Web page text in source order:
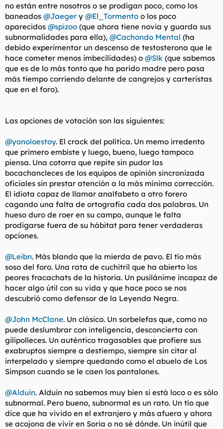
no están entre nosotros o se prodigan poco, como los
baneados @Jaeger y @El_Tormento o los poco
aparecidos @spizoo (que ahora tiene novia y guarda sus
subnormalidades para ella), @Cachondo Mental (ha
debido experimentar un descenso de testosterona que le
hace cometer menos imbecilidades) o @Slk (que sabemos
que es de lo más tonto que ha parido madre pero pasa
más tiempo corriendo delante de cangrejos y carteristas
que en el foro).
Las opciones de votación son las siguientes:
@yonoloestoy. El crack del política. Un memo irredento
que primero embiste y luego, bueno, luego tampoco
piensa. Una cotorra que repite sin pudor las
bocachancleces de los equipos de opinión sincronizada
oficiales sin prestar atención a la más mínima corrección.
El idiota capaz de llamar analfabeto a otro forero
cagando una falta de ortografía cada dos palabras. Un
hueso duro de roer en su campo, aunque le falta
prodigarse fuera de su hábitat para tener verdaderas
opciones.
@Leibn. Más blando que la mierda de pavo. El tío más
soso del foro. Una rata de cuchitril que ha abierto los
peores fracachats de la historia. Un pusilánime incapaz de
hacer algo útil con su vida y que hace poco se nos
descubrió como defensor de la Leyenda Negra.
@John McClane. Un clásico. Un sorbelefas que, como no
puede deslumbrar con inteligencia, desconcierta con
gilipolleces. Un auténtico tragasables que profiere sus
exabruptos siempre a destiempo, siempre sin citar al
interpelado y siempre quedando como el abuelo de Los
Simpson cuando se le caen los pantalones.
@Alduin. Alduin no sabemos muy bien si está loco o es sólo
subnormal. Pero bueno, subnormal es un rato. Un tío que
dice que ha vivido en el extranjero y más afuera y ahora
se acojona de vivir en Soria o no sé dónde. Un inútil que